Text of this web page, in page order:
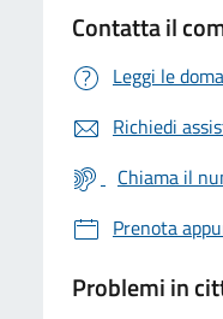
Contatta il
Leggi le
Richiedi
Chiama il
Prenota
Problemi in